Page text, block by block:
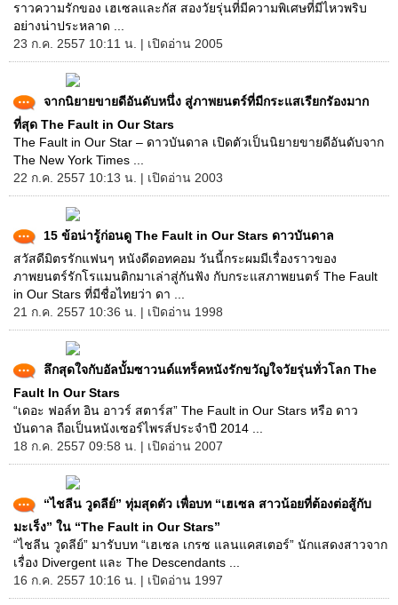
ราวความรักของ เฮเซลและกัส สองวัยรุ่นที่มีความพิเศษที่มีไหวพริบ
อย่างน่าประหลาด ...
23 ก.ค. 2557 10:11 น. | เปิดอ่าน 2005
จากนิยายขายดีอันดับหนึ่ง สู่ภาพยนตร์ที่มีกระแสเรียกรัองมาก
ที่สุด The Fault in Our Stars
The Fault in Our Star – ดาวบันดาล เปิดตัวเป็นนิยายขายดีอันดับจาก
The New York Times ...
22 ก.ค. 2557 10:13 น. | เปิดอ่าน 2003
15 ข้อน่ารู้ก่อนดู The Fault in Our Stars ดาวบันดาล
สวัสดีมิตรรักแฟนๆ หนังดีดอทคอม วันนี้กระผมมีเรื่องราวของ
ภาพยนตร์รักโรแมนติกมาเล่าสู่กันฟัง กับกระแสภาพยนตร์ The Fault
in Our Stars ที่มีชื่อไทยว่า ดา ...
21 ก.ค. 2557 10:36 น. | เปิดอ่าน 1998
ลึกสุดใจกับอัลบั้มซาวนด์แทร็คหนังรักขวัญใจวัยรุ่นทั่วโลก The
Fault In Our Stars
“เดอะ ฟอล์ท อิน อาวร์ สตาร์ส” The Fault in Our Stars หรือ ดาว
บันดาล ถือเป็นหนังเซอร์ไพรส์ประจำปี 2014 ...
18 ก.ค. 2557 09:58 น. | เปิดอ่าน 2007
“ไชลีน วูดลีย์” ทุ่มสุดตัว เพื่อบท “เฮเซล สาวน้อยที่ต้องต่อสู้กับ
มะเร็ง” ใน “The Fault in Our Stars”
“ไชลีน วูดลีย์” มารับบท “เฮเซล เกรซ แลนแคสเตอร์” นักแสดงสาวจาก
เรื่อง Divergent และ The Descendants ...
16 ก.ค. 2557 10:16 น. | เปิดอ่าน 1997